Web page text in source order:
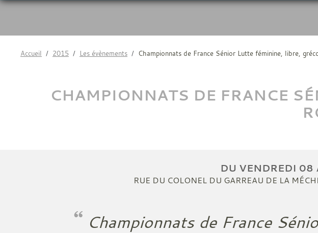
Accueil 2015 Les évènements Championnats de France Sénior Lutte féminine, libre,
CHAMPIONNATS DE FRANCE
DU VENDREDI 08
RUE DU COLONEL DU GARREAU DE LA
Championnats de France